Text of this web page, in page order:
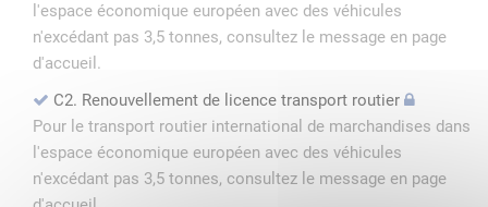
l'espace économique européen avec des véhicules
n'excédant pas 3,5 tonnes, consultez le message en page
d'accueil.
C2. Renouvellement de licence transport routier
Pour le transport routier international de marchandises dans
l'espace économique européen avec des véhicules
n'excédant pas 3,5 tonnes, consultez le message en page